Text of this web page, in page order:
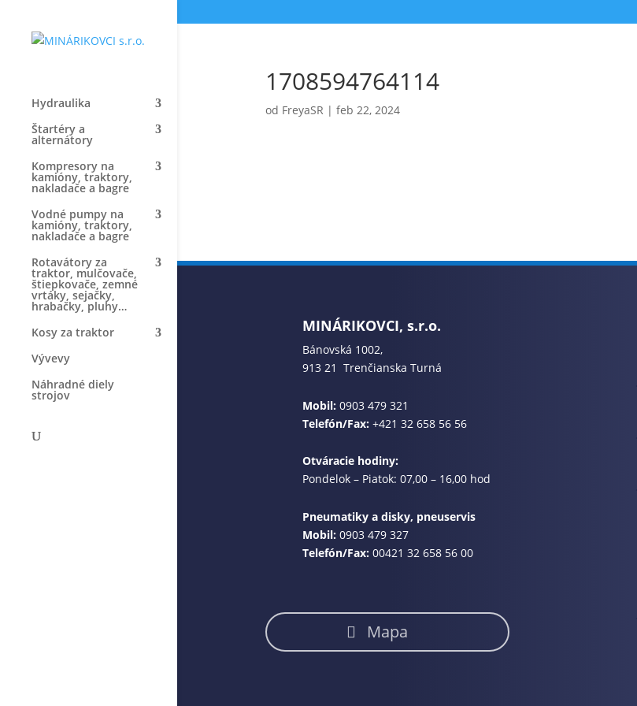
Hydraulika
Štartéry a
alternátory
Kompresory na
kamióny, traktory,
nakladače a bagre
Vodné pumpy na
kamióny, traktory,
nakladače a bagre
Rotavátory za
traktor, mulčovače,
štiepkovače, zemné
vrtáky, sejačky,
hrabačky, pluhy…
Kosy za traktor
Vývevy
Náhradné diely
strojov
1708594764114
od FreyaSR | feb 22, 2024
MINÁRIKOVCI, s.r.o.
Bánovská 1002,
913 21 Trenčianska Turná
Mobil: 0903 479 321
Telefón/Fax: +421 32 658 56 56
Otváracie hodiny:
Pondelok – Piatok: 07,00 – 16,00 hod
Pneumatiky a disky, pneuservis
Mobil: 0903 479 327
Telefón/Fax: 00421 32 658 56 00
Mapa